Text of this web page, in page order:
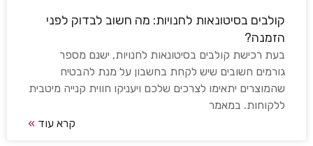
קולבים בסיטונאות לחנויות: מה חשוב לבדוק לפני
הזמנה?
בעת רכישת קולבים בסיטונאות לחנויות, ישנם מספר
גורמים חשובים שיש לקחת בחשבון על מנת להבטיח
שהמוצרים יתאימו לצרכים שלכם ויעניקו חווית קנייה מיטבית
ללקוחות. במאמר
קרא עוד »